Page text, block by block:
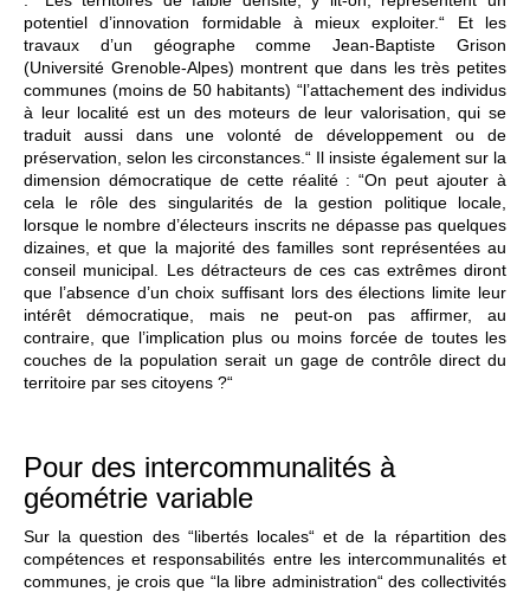
potentiel d’innovation formidable à mieux exploiter.“ Et les
travaux d’un géographe comme Jean-Baptiste Grison
(Université Grenoble-Alpes) montrent que dans les très petites
communes (moins de 50 habitants) “l’attachement des individus
à leur localité est un des moteurs de leur valorisation, qui se
traduit aussi dans une volonté de développement ou de
préservation, selon les circonstances.“ Il insiste également sur la
dimension démocratique de cette réalité : “On peut ajouter à
cela le rôle des singularités de la gestion politique locale,
lorsque le nombre d’électeurs inscrits ne dépasse pas quelques
dizaines, et que la majorité des familles sont représentées au
conseil municipal. Les détracteurs de ces cas extrêmes diront
que l’absence d’un choix suffisant lors des élections limite leur
intérêt démocratique, mais ne peut-on pas affirmer, au
contraire, que l’implication plus ou moins forcée de toutes les
couches de la population serait un gage de contrôle direct du
territoire par ses citoyens ?“
Pour des intercommunalités à
géométrie variable
Sur la question des “libertés locales“ et de la répartition des
compétences et responsabilités entre les intercommunalités et
communes, je crois que “la libre administration“ des collectivités